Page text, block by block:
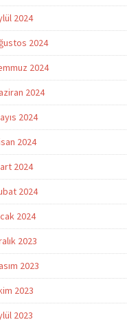
2024
2024
2024
2024
2024
2024
2024
2024
2024
2023
2023
2023
2023